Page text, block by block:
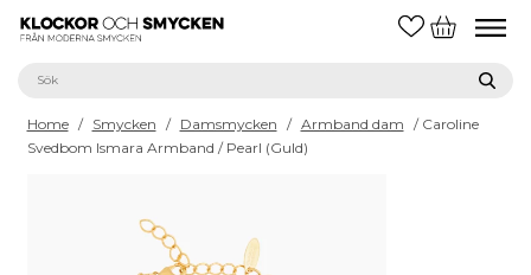
Home / Smycken / Damsmycken / Armband dam / Caroline
Svedbom Ismara Armband / Pearl (Guld)